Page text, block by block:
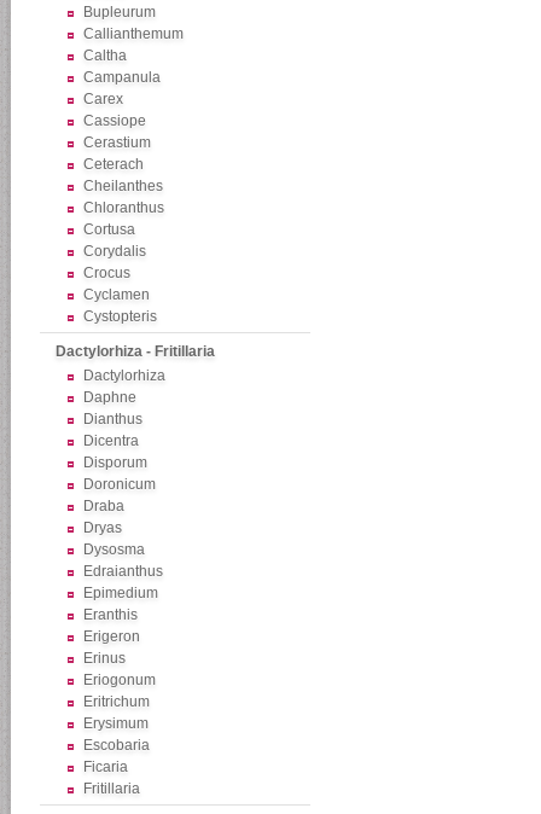
Bupleurum
Callianthemum
Caltha
Campanula
Carex
Cassiope
Cerastium
Ceterach
Cheilanthes
Chloranthus
Cortusa
Corydalis
Crocus
Cyclamen
Cystopteris
Dactylorhiza - Fritillaria
Dactylorhiza
Daphne
Dianthus
Dicentra
Disporum
Doronicum
Draba
Dryas
Dysosma
Edraianthus
Epimedium
Eranthis
Erigeron
Erinus
Eriogonum
Eritrichum
Erysimum
Escobaria
Ficaria
Fritillaria